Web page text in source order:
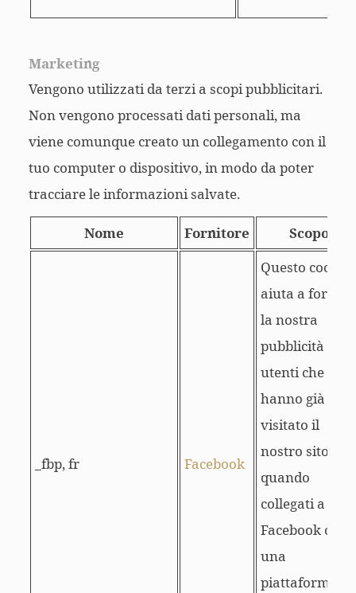
Marketing
Vengono utilizzati da terzi a scopi pubblicitari.
Non vengono processati dati personali, ma
viene comunque creato un collegamento con il
tuo computer o dispositivo, in modo da poter
tracciare le informazioni salvate.
Nome Fornitore Scopo
_fbp, fr Facebook
Questo cookie
aiuta a fornire
la nostra
pubblicità a
utenti che
hanno già
visitato il
nostro sito
quando
collegati a
Facebook o a
una
piattaforma